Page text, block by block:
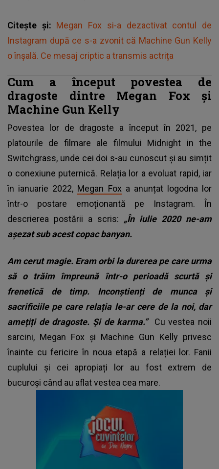
Citește și: Megan Fox si-a dezactivat contul de
Instagram după ce s-a zvonit că Machine Gun Kelly
o înșală. Ce mesaj criptic a transmis actrița
Cum a început povestea de
dragoste dintre Megan Fox și
Machine Gun Kelly
Povestea lor de dragoste a început în 2021, pe
platourile de filmare ale filmului Midnight in the
Switchgrass, unde cei doi s-au cunoscut și au simțit
o conexiune puternică. Relația lor a evoluat rapid, iar
în ianuarie 2022, Megan Fox a anunțat logodna lor
într-o postare emoționantă pe Instagram. În
descrierea postării a scris: „În iulie 2020 ne-am
așezat sub acest copac banyan.
Am cerut magie. Eram orbi la durerea pe care urma
să o trăim împreună într-o perioadă scurtă și
frenetică de timp. Inconștienți de munca și
sacrificiile pe care relația le-ar cere de la noi, dar
amețiți de dragoste. Și de karma.” Cu vestea noii
sarcini, Megan Fox și Machine Gun Kelly privesc
înainte cu fericire în noua etapă a relației lor. Fanii
cuplului și cei apropiați lor au fost extrem de
bucuroși când au aflat vestea cea mare.